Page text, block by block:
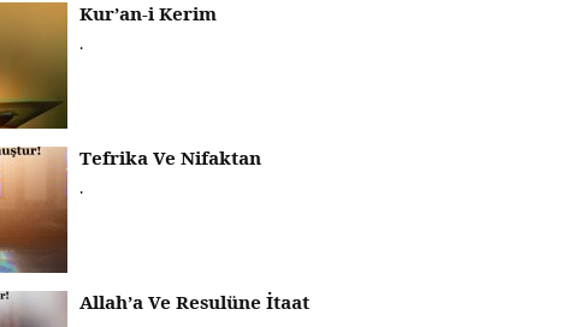
Kur’an-i Kerim
.
Tefrika Ve Nifaktan
.
Allah’a Ve Resulüne İtaat